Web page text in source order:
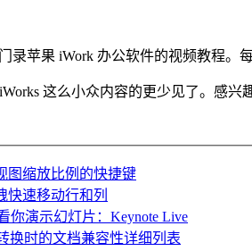
录苹果 iWork 办公软件的视频教程。
这么小众内容的更少见了。感兴
图缩放比例的快捷键
快速移动行和列
你演示幻灯片：Keynote Live
换时的文档兼容性详细列表